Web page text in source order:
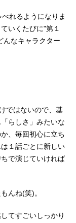
れるようになりま
いくたびに"第１
んなキャラクター
ではないので、基
らしさ」みたいな
、毎回初心に立ち
１話ごとに新しい
で演じていければ
んね(笑)。
てすごいしっかり